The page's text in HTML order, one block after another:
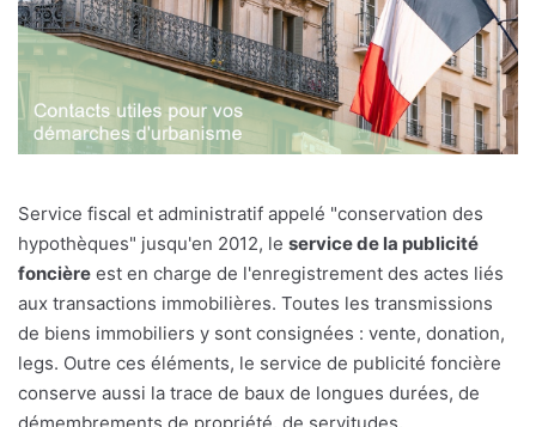
Service fiscal et administratif appelé "conservation des
hypothèques" jusqu'en 2012, le service de la publicité
foncière est en charge de l'enregistrement des actes liés
aux transactions immobilières. Toutes les transmissions
de biens immobiliers y sont consignées : vente, donation,
legs. Outre ces éléments, le service de publicité foncière
conserve aussi la trace de baux de longues durées, de